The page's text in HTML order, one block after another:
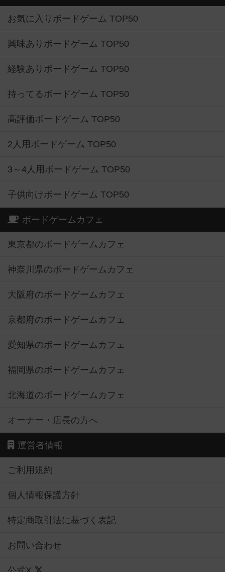
お気に入りボードゲーム TOP50
興味ありボードゲーム TOP50
経験ありボードゲーム TOP50
持ってるボードゲーム TOP50
高評価ボードゲーム TOP50
2人用ボードゲーム TOP50
3～4人用ボードゲーム TOP50
子供向けボードゲーム TOP50
ボードゲームカフェ
東京都のボードゲームカフェ
神奈川県のボードゲームカフェ
大阪府のボードゲームカフェ
京都府のボードゲームカフェ
愛知県のボードゲームカフェ
福岡県のボードゲームカフェ
北海道のボードゲームカフェ
オーナー・店長の方へ
運営者情報
ご利用規約
個人情報保護方針
特定商取引法に基づく表記
お問い合わせ